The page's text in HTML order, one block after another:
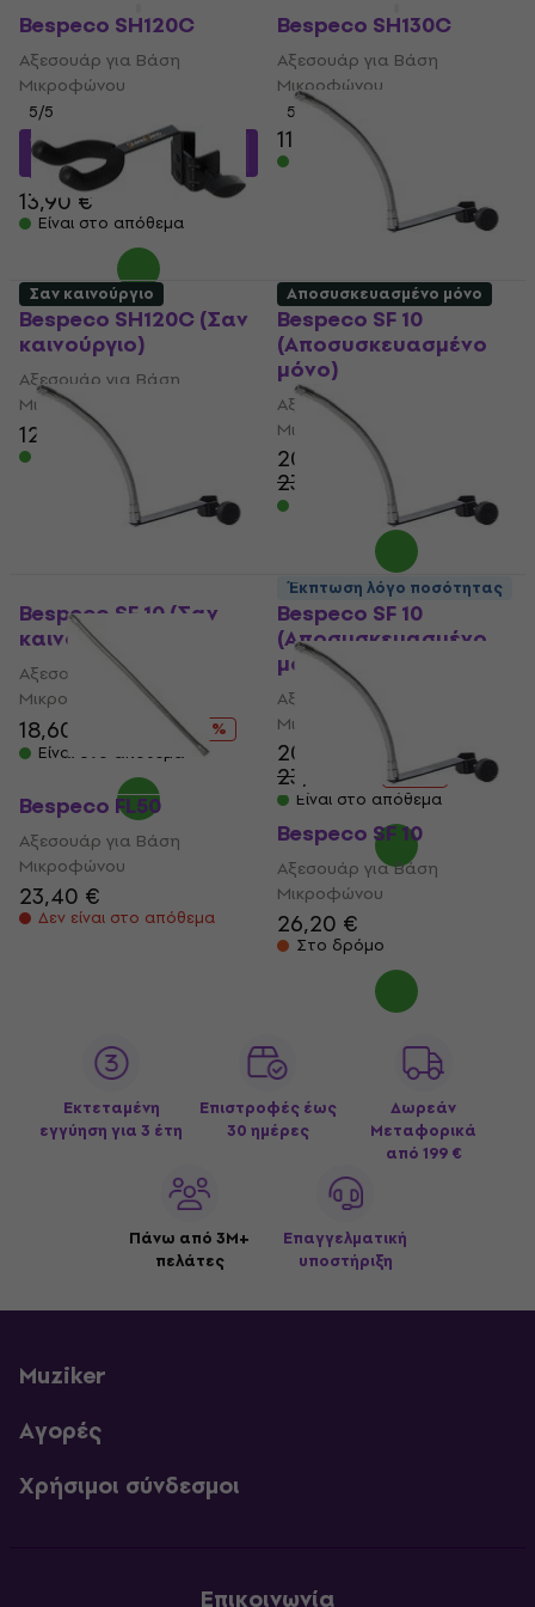
Bespeco SH120C
Αξεσουάρ για Βάση
Μικροφώνου
5/5
13,16 €με κωδικό
MUZMUZ-5
13,90 €
Είναι στο απόθεμα
Bespeco SH130C
Αξεσουάρ για Βάση
Μικροφώνου
5
11,10 €
Είναι στο απόθεμα
Bespeco SH120C (Σαν
καινούργιο)
Αξεσουάρ για Βάση
Μικροφώνου
12,10 € 14,06 €
Είναι στο απόθεμα
Bespeco SF 10
(Αποσυσκευασμένο
μόνο)
Αξεσουάρ για Βάση
Μικροφώνου
20,40 €
23,40 €
Είναι στο απόθεμα
Σαν καινούργιο
Bespeco SF 10 (Σαν
καινούργιο)
Αξεσουάρ για Βάση
Μικροφώνου
18,60 €
- 15 %
Είναι στο απόθεμα
Αποσυσκευασμένο μόνο
Bespeco SF 10
(Αποσυσκευασμένο
μόνο)
Αξεσουάρ για Βάση
Μικροφώνου
20,40 €
23,40 €
- 13 %
Είναι στο απόθεμα
Bespeco FL50
Αξεσουάρ για Βάση
Μικροφώνου
23,40 €
Δεν είναι στο απόθεμα
Έκπτωση λόγο ποσότητας
Bespeco SF 10
Αξεσουάρ για Βάση
Μικροφώνου
26,20 €
Στο δρόμο
Εκτεταμένη
εγγύηση για 3 έτη
Επιστροφές έως
30 ημέρες
Δωρεάν
Μεταφορικά
από 199 €
Πάνω από 3M+
πελάτες
Επαγγελματική
υποστήριξη
Muziker
Αγορές
Χρήσιμοι σύνδεσμοι
Επικοινωνία